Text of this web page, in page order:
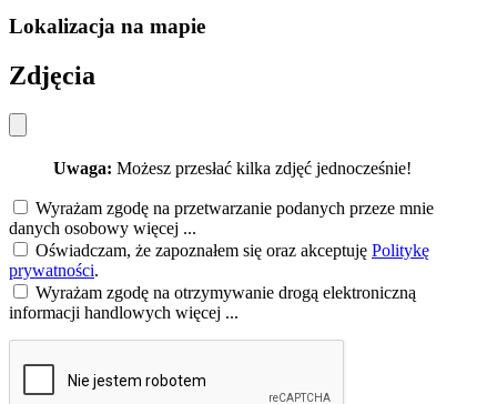
Lokalizacja na mapie
Zdjęcia
Uwaga: Możesz przesłać kilka zdjęć jednocześnie!
Wyrażam zgodę na przetwarzanie podanych przeze mnie
danych osobowy więcej ...
Oświadczam, że zapoznałem się oraz akceptuję Politykę
prywatności.
Wyrażam zgodę na otrzymywanie drogą elektroniczną
informacji handlowych więcej ...